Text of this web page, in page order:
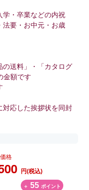
学・卒業などの内祝
法要・お中元・お歳
送料」・「カタログ
金額です
対応した挨拶状を同封
格
円(税込)
＋ 55 ポイント